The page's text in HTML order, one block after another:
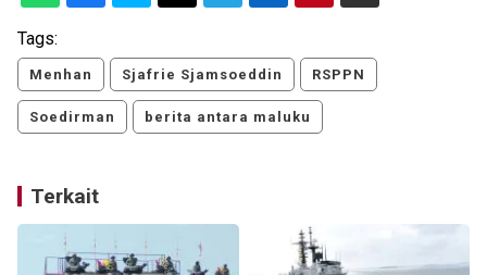
Tags:
Menhan Sjafrie Sjamsoeddin RSPPN
Soedirman berita antara maluku
Terkait